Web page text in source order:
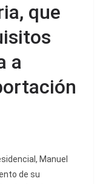
que
a
Manuel
de su